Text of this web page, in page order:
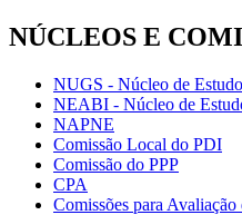
NÚCLEOS E
NUGS - Núcleo de
NEABI - Núcleo de
NAPNE
Comissão Local do PDI
Comissão do PPP
CPA
Comissões para